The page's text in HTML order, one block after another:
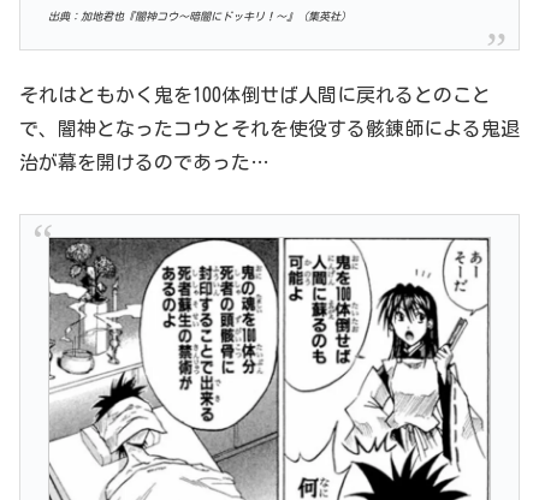
出典：加地君也『闇神コウ〜暗闇にドッキリ！〜』（集英社）
それはともかく鬼を100体倒せば人間に戻れるとのこと
で、闇神となったコウとそれを使役する骸錬師による鬼退
治が幕を開けるのであった…